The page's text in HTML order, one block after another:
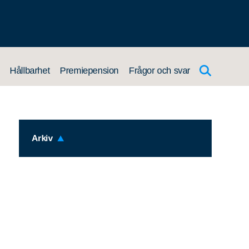
Hållbarhet Premiepension Frågor och svar
Arkiv